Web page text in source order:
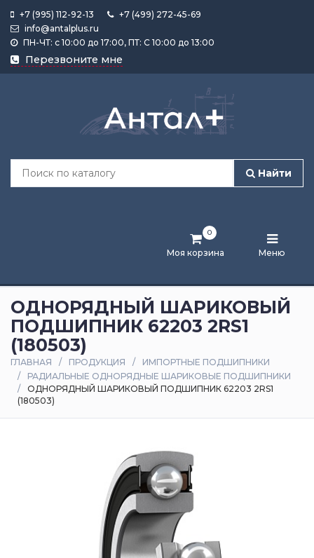
+7 (995) 112-92-13
+7 (499) 272-45-69
info@antalplus.ru
ПН-ЧТ: с 10:00 до 17:00, ПТ: С 10:00 до 13:00
Перезвоните мне
Найти
Моя корзина
0
Меню
Каталог
продукции
Лента
и
статьи
Оплата
и
доставка
Контакты
ОДНОРЯДНЫЙ ШАРИКОВЫЙ
ПОДШИПНИК 62203 2RS1
(180503)
ГЛАВНАЯ ПРОДУКЦИЯ
ИМПОРТНЫЕ ПОДШИПНИКИ
РАДИАЛЬНЫЕ ОДНОРЯДНЫЕ ШАРИКОВЫЕ ПОДШИПНИКИ
ОДНОРЯДНЫЙ ШАРИКОВЫЙ ПОДШИПНИК 62203 2RS1
(180503)